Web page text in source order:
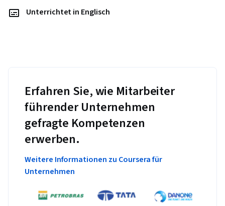
Unterrichtet in Englisch
Erfahren Sie, wie Mitarbeiter
führender Unternehmen
gefragte Kompetenzen
erwerben.
Weitere Informationen zu Coursera für
Unternehmen